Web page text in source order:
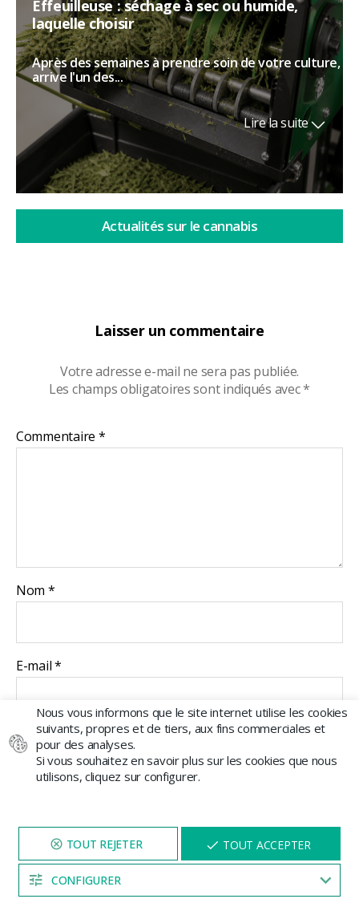
Laisser un commentaire
Votre adresse e-mail ne sera pas publiée.
Les champs obligatoires sont indiqués avec*
Commentaire *
Nom *
E-mail*
Effeuilleuse : séchage à sec ou humide,
laquelle choisir
Après des semaines à prendre soin de votre culture,
arrive l'un des...
Lire la suite
Actualités sur le cannabis
Inscrivez-vous à
notre weedletter
Nous vous informons que le site internet utilise les cookies
suivants, propres et de tiers, aux fins commerciales et
pour des analyses.
Si vous souhaitez en savoir plus sur les cookies que nous
utilisons, cliquez sur configurer.
CONFIGURER
TOUT ACCEPTER
NAVIGUEZ SUR NOTRE SITE
PENDANT 5 MINUTES ET UNE
REMISEVOUS SERA PROPOSÉE
04:52